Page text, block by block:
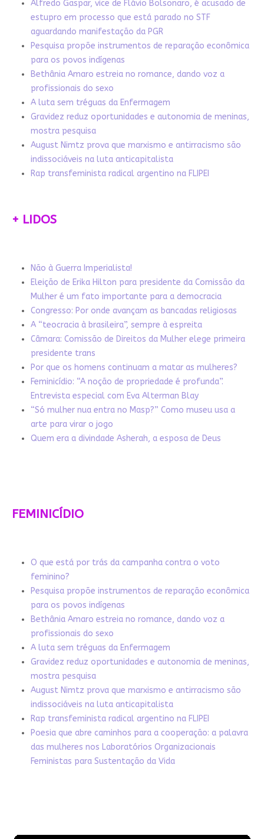
Alfredo Gaspar, vice de Flávio Bolsonaro, é acusado de
estupro em processo que está parado no STF
aguardando manifestação da PGR
Pesquisa propõe instrumentos de reparação econômica
para os povos indígenas
Bethânia Amaro estreia no romance, dando voz a
profissionais do sexo
A luta sem tréguas da Enfermagem
Gravidez reduz oportunidades e autonomia de meninas,
mostra pesquisa
August Nimtz prova que marxismo e antirracismo são
indissociáveis na luta anticapitalista
Rap transfeminista radical argentino na FLIPEI
+ LIDOS
Não à Guerra Imperialista!
Eleição de Erika Hilton para presidente da Comissão da
Mulher é um fato importante para a democracia
Congresso: Por onde avançam as bancadas religiosas
A “teocracia à brasileira”, sempre à espreita
Câmara: Comissão de Direitos da Mulher elege primeira
presidente trans
Por que os homens continuam a matar as mulheres?
Feminicídio: “A noção de propriedade é profunda”.
Entrevista especial com Eva Alterman Blay
“Só mulher nua entra no Masp?” Como museu usa a
arte para virar o jogo
Quem era a divindade Asherah, a esposa de Deus
FEMINICÍDIO
O que está por trás da campanha contra o voto
feminino?
Pesquisa propõe instrumentos de reparação econômica
para os povos indígenas
Bethânia Amaro estreia no romance, dando voz a
profissionais do sexo
A luta sem tréguas da Enfermagem
Gravidez reduz oportunidades e autonomia de meninas,
mostra pesquisa
August Nimtz prova que marxismo e antirracismo são
indissociáveis na luta anticapitalista
Rap transfeminista radical argentino na FLIPEI
Poesia que abre caminhos para a cooperação: a palavra
das mulheres nos Laboratórios Organizacionais
Feministas para Sustentação da Vida